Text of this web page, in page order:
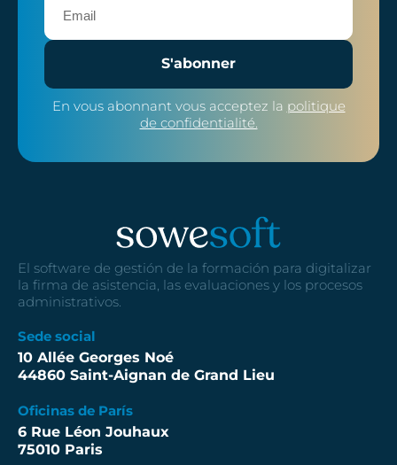
S'abonner
En vous abonnant vous acceptez la politique
de confidentialité.
El software de gestión de la formación para digitalizar
la firma de asistencia, las evaluaciones y los procesos
administrativos.
Sede social
10 Allée Georges Noé
44860 Saint-Aignan de Grand Lieu
Oficinas de París
6 Rue Léon Jouhaux
75010 Paris